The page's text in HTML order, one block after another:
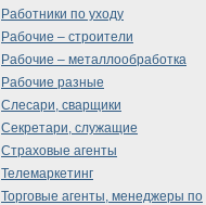
Работники по уходу
Рабочие – строители
Рабочие – металлообработка
Рабочие разные
Слесари, сварщики
Секретари, служащие
Страховые агенты
Телемаркетинг
Торговые агенты, менеджеры по